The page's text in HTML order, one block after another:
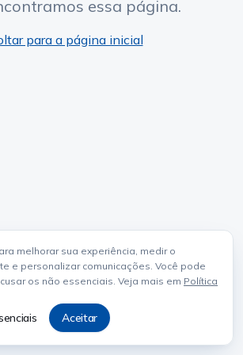
melhorar sua experiência, medir o
e personalizar comunicações. Você pode
os não essenciais. Veja mais em Política
Aceitar
essa página.
para a página inicial